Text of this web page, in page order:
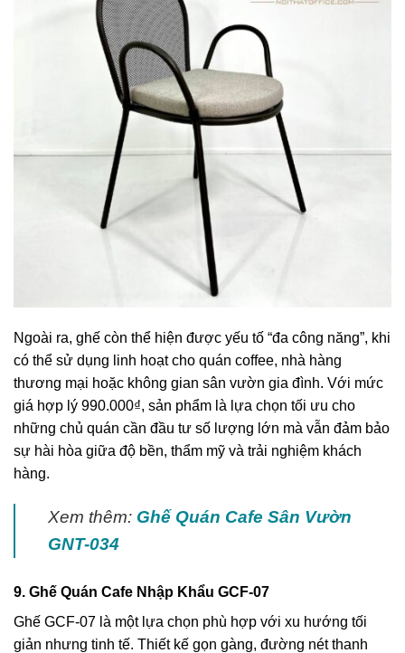
Ngoài ra, ghế còn thể hiện được yếu tố “đa công năng”, khi
có thể sử dụng linh hoạt cho quán coffee, nhà hàng
thương mại hoặc không gian sân vườn gia đình. Với mức
giá hợp lý 990.000₫, sản phẩm là lựa chọn tối ưu cho
những chủ quán cần đầu tư số lượng lớn mà vẫn đảm bảo
sự hài hòa giữa độ bền, thẩm mỹ và trải nghiệm khách
hàng.
Xem thêm: Ghế Quán Cafe Sân Vườn
GNT-034
9. Ghế Quán Cafe Nhập Khẩu GCF-07
Ghế GCF-07 là một lựa chọn phù hợp với xu hướng tối
giản nhưng tinh tế. Thiết kế gọn gàng, đường nét thanh